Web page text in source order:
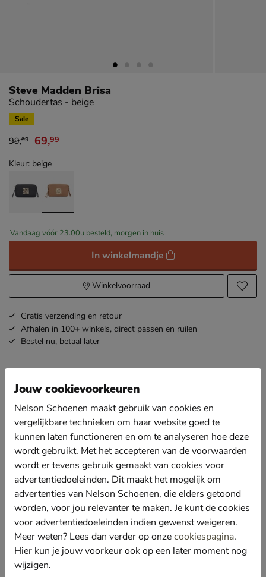
Steve Madden Brisa
Schoudertas - beige
Sale
van € 99,99 voor € 69,99
99,99 69,99
Kleur: beige
Vandaag vóór 23.00u besteld, morgen in huis
In winkelmandje
Winkelvoorraad
Gratis verzending en retour
Afhalen in 100+ winkels, direct passen en ruilen
Bestel nu, betaal later
OmschrijvingSteve Madden Brisa
Steve Madden Brisa dames schoudertas
Een kleinformaat tas waar al je essentials in kunnen is
ideaal voor een avondje uit.
Uitgevoerd in imitatieleer met een textielen voering.
De tas bestaat uit twee vakken die beide afsluitbaar
zijn met de rits.
Afmetingen: 18x11x5,5 cm.
Specificaties
Jouw cookievoorkeuren
Nelson Schoenen maakt gebruik van cookies en
vergelijkbare technieken om haar website goed te
kunnen laten functioneren en om te analyseren hoe deze
wordt gebruikt. Met het accepteren van de voorwaarden
wordt er tevens gebruik gemaakt van cookies voor
advertentiedoeleinden. Dit maakt het mogelijk om
advertenties van Nelson Schoenen, die elders getoond
worden, voor jou relevanter te maken. Je kunt de cookies
voor advertentiedoeleinden indien gewenst weigeren.
Meer weten? Lees dan verder op onzecookiespagina.
Hier kun je jouw voorkeur ook op een later moment nog
wijzigen.